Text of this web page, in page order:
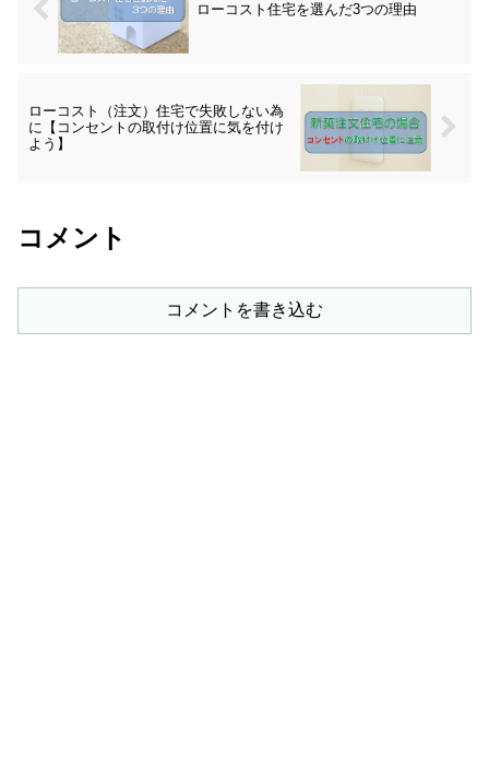
ローコスト住宅を選んだ3つの理由
ローコスト（注文）住宅で失敗しない為
に【コンセントの取付け位置に気を付け
よう】
コメント
コメントを書き込む